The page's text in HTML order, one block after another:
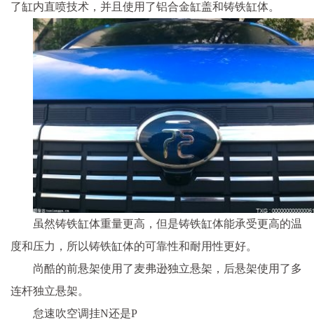
了缸内直喷技术，并且使用了铝合金缸盖和铸铁缸体。
虽然铸铁缸体重量更高，但是铸铁缸体能承受更高的温
度和压力，所以铸铁缸体的可靠性和耐用性更好。
尚酷的前悬架使用了麦弗逊独立悬架，后悬架使用了多
连杆独立悬架。
怠速吹空调挂N还是P